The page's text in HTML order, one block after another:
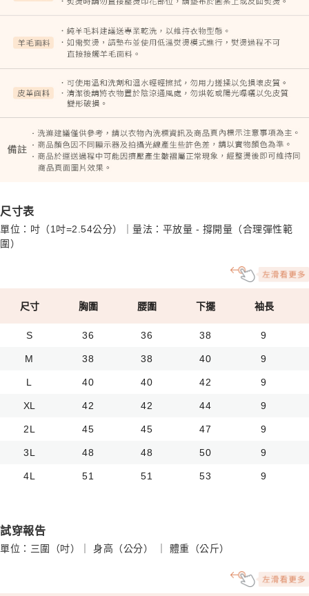
尺寸表
單位：吋（1吋=2.54公分）｜量法：平放量 - 撐開量（合理彈性範
圍）
尺寸 胸圍 腰圍 下擺 袖長
S 36 36 38 9
M 38 38 40 9
L 40 40 42 9
XL 42 42 44 9
2L 45 45 47 9
3L 48 48 50 9
4L 51 51 53 9
試穿報告
單位：三圍（吋）｜ 身高（公分） ｜ 體重（公斤）